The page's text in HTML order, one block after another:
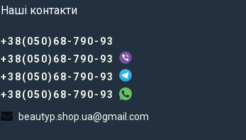
Наші контакти
+38(050)68-790-93
+38(050)68-790-93
+38(050)68-790-93
+38(050)68-790-93
beautyp.shop.ua@gmail.com